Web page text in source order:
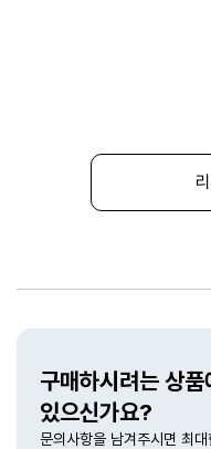
구매하시려는 상
있으신가요?
문의사항을 남겨주시면 최